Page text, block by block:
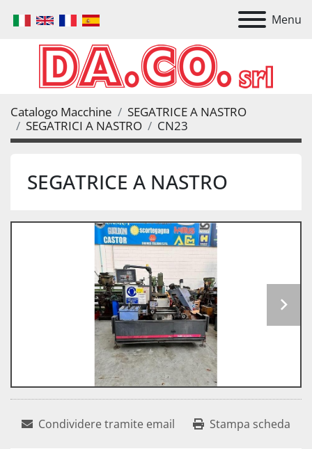
Menu
Catalogo Macchine
SEGATRICE A NASTRO
SEGATRICI A NASTRO
CN23
SEGATRICE A NASTRO
Condividere tramite email Stampa scheda